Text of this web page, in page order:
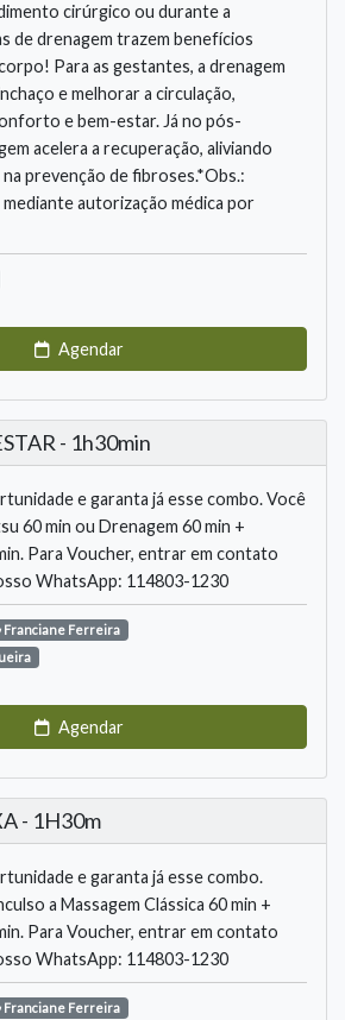
cirúrgico ou durante a
de drenagem trazem benefícios
Para as gestantes, a drenagem
e melhorar a circulação,
e bem-estar. Já no pós-
acelera a recuperação, aliviando
na prevenção de fibroses.*Obs.:
mediante autorização médica por
Agendar
- 1h30min
e garanta já esse combo. Você
60 min ou Drenagem 60 min +
Para Voucher, entrar em contato
WhatsApp: 114803-1230
Franciane Ferreira
Agendar
- 1H30m
e garanta já esse combo.
a Massagem Clássica 60 min +
Para Voucher, entrar em contato
WhatsApp: 114803-1230
Franciane Ferreira